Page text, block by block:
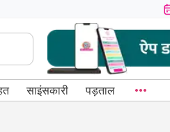
साइंसकारी पड़ताल